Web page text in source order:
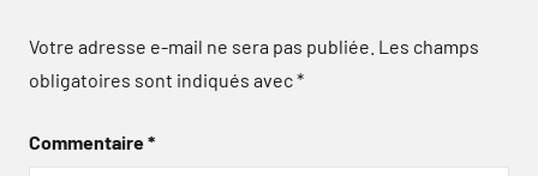
Votre adresse e-mail ne sera pas publiée. Les champs
obligatoires sont indiqués avec*
Commentaire*